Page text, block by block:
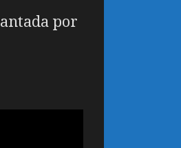
por